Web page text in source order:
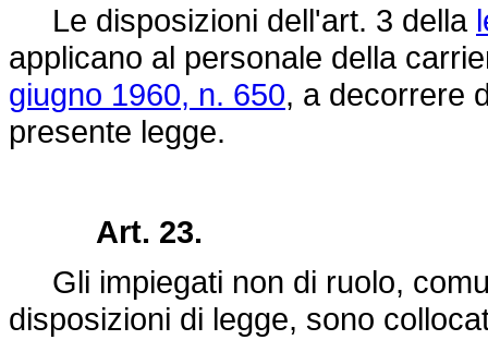
Le disposizioni dell'art. 3 della
applicano al personale della
giugno 1960, n. 650, a decorrere
presente legge.
Art. 23.
Gli impiegati non di ruolo,
disposizioni di legge, sono